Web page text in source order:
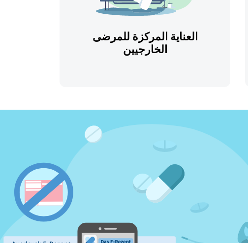
العناية المركزة للمرضى
الخارجيين